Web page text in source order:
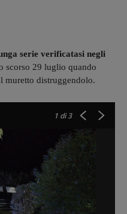
serie verificatasi negli
scorso 29 luglio quando
muretto distruggendolo.
1 di 3